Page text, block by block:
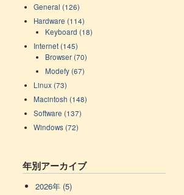
General (126)
Hardware (114)
Keyboard (18)
Internet (145)
Browser (70)
Modefy (67)
Linux (73)
Macintosh (148)
Software (137)
Windows (72)
年別アーカイブ
2026年 (5)